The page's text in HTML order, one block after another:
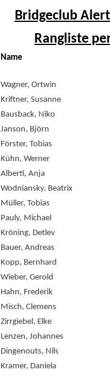
Bridgeclub
Rangliste
Name
Wagner, Ortwin
Kriftner, Susanne
Bausback, Niko
Janson, Björn
Förster, Tobias
Kühn, Werner
Alberti, Anja
Wodniansky, Beatrix
Müller, Tobias
Pauly, Michael
Kröning, Detlev
Bauer, Andreas
Kopp, Bernhard
Wieber, Gerold
Hahn, Frederik
Misch, Clemens
Zirrgiebel, Elke
Lenzen, Johannes
Dingenouts, Nils
Kramer, Daniela